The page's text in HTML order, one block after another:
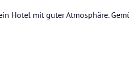
Hotel mit guter Atmosphäre.